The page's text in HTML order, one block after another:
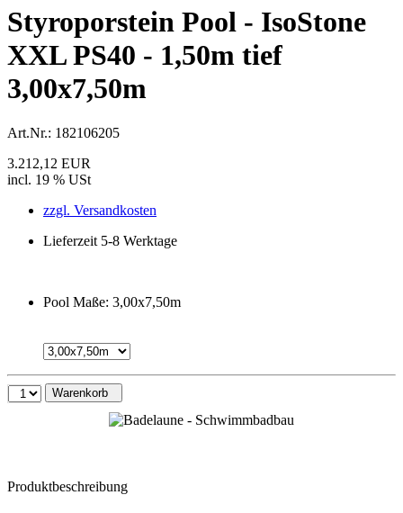
Styroporstein Pool - IsoStone
XXL PS40 - 1,50m tief
3,00x7,50m
Art.Nr.: 182106205
3.212,12 EUR
incl. 19 % USt
zzgl. Versandkosten
Lieferzeit 5-8 Werktage
Pool Maße: 3,00x7,50m
Warenkorb
Produktbeschreibung